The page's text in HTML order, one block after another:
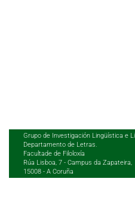
Grupo de Investigación Lingüística e
Departamento de Letras.
Facultade de Filoloxía
Rúa Lisboa, 7 - Campus da Zapateira,
15008 - A Coruña